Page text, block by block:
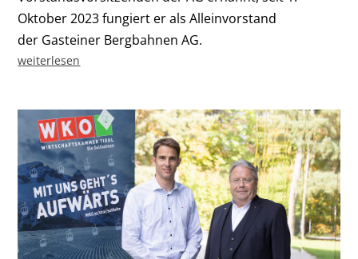
Oktober 2023 fungiert er als Alleinvorstand
der Gasteiner Bergbahnen AG.
weiterlesen